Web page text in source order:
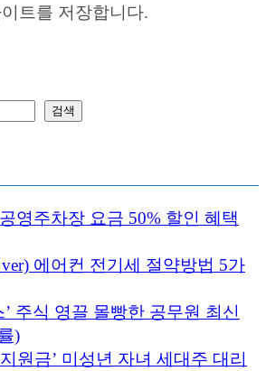
트를 저장합니다.
검색
영주차장 요금 50% 할인 혜택
에어컨 전기세 절약방법 5가
’ 주식 영끌 몰빵한 공무원 최신
)
원금’ 미성년 자녀 세대주 대리